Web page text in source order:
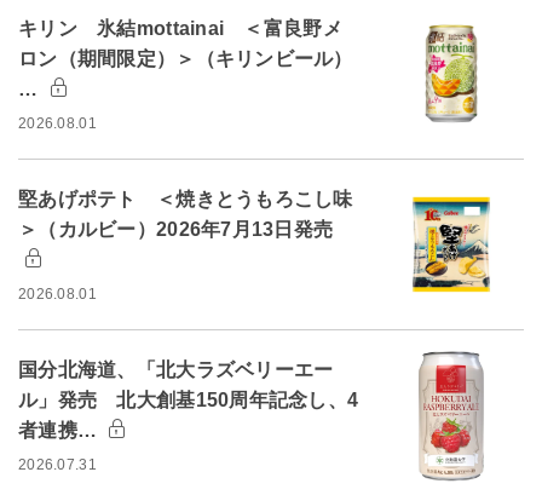
キリン 氷結mottainai ＜富良野メ
ロン（期間限定）＞（キリンビール）
…
2026.08.01
堅あげポテト ＜焼きとうもろこし味
＞（カルビー）2026年7月13日発売
2026.08.01
国分北海道、「北大ラズベリーエー
ル」発売 北大創基150周年記念し、4
者連携…
2026.07.31